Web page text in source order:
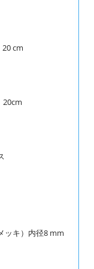
cm
20cm
ッキ）内径8 mm